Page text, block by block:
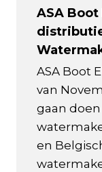
ASA
ASA Boot
van
gaan
en